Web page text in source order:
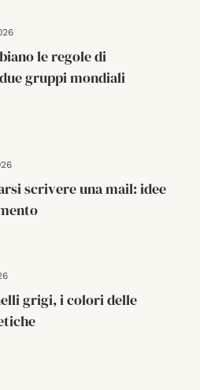
le regole di
gruppi mondiali
scrivere una mail: idee
grigi, i colori delle